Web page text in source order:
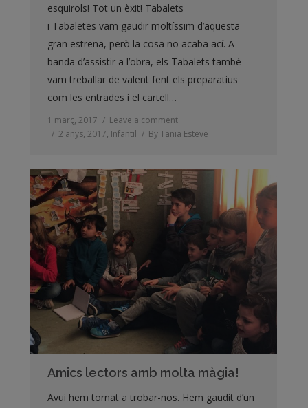
esquirols! Tot un èxit! Tabalets
i Tabaletes vam gaudir moltíssim d’aquesta
gran estrena, però la cosa no acaba ací. A
banda d’assistir a l’obra, els Tabalets també
vam treballar de valent fent els preparatius
com les entrades i el cartell…
1 març, 2017
Leave a comment
2 anys, 2017, Infantil ByTania Esteve
Amics lectors amb molta màgia!
Avui hem tornat a trobar-nos. Hem gaudit d’un